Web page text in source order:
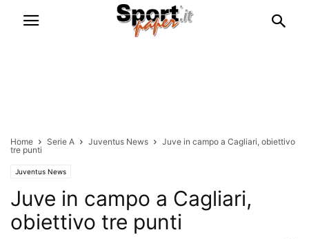
Home Serie A Juventus News
Juve in campo a Cagliari, obiettivo
tre punti
Juventus News
Juve in campo a Cagliari,
obiettivo tre punti